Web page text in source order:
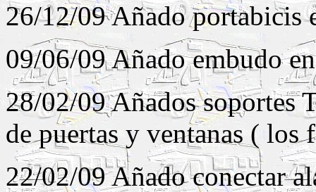
26/12/09 Añado portabicis
09/06/09 Añado embudo
28/02/09 Añados
de puertas y ventanas ( los
22/02/09 Añado conectar